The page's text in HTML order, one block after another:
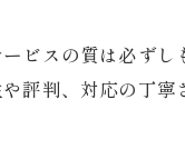
コツ
ビスの質は必ず
評判、対応の丁